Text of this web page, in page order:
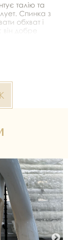
талію та
Спинка з
обхват і
добре
суконь, а
верх у
поєднує
з менеджером
весільних
оптом і в